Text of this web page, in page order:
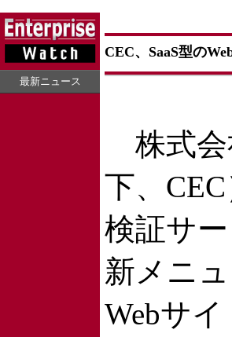
最新ニュース
CEC、SaaS型の
株式会
下、
検証サ
新メニ
Webサ